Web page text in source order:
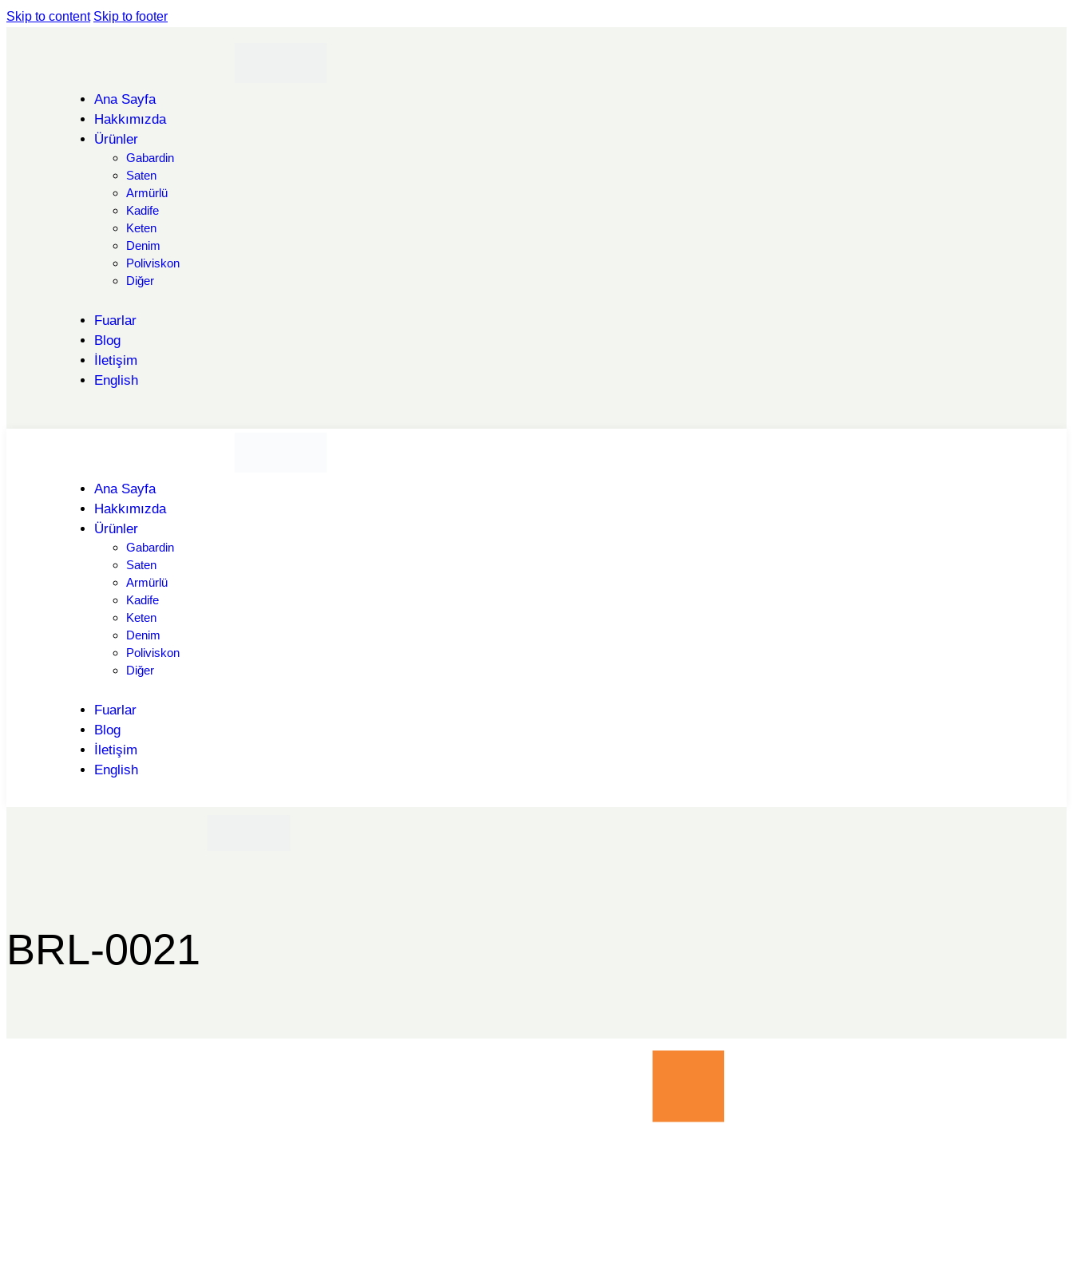
Skip to content Skip to footer
Ana Sayfa
Hakkımızda
Ürünler
Gabardin
Saten
Armürlü
Kadife
Keten
Denim
Poliviskon
Diğer
Fuarlar
Blog
İletişim
English
Ana Sayfa
Hakkımızda
Ürünler
Gabardin
Saten
Armürlü
Kadife
Keten
Denim
Poliviskon
Diğer
Fuarlar
Blog
İletişim
English
BRL-0021